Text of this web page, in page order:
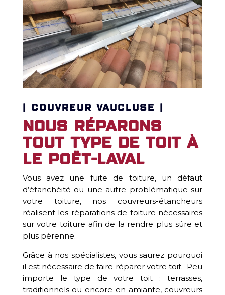
| COUVREUR VAUCLUSE |
Nous réparons
tout type de toit à
Le Poët-Laval
Vous avez une fuite de toiture, un défaut
d’étanchéité ou une autre problématique sur
votre toiture, nos couvreurs-étancheurs
réalisent les réparations de toiture nécessaires
sur votre toiture afin de la rendre plus sûre et
plus pérenne.
Grâce à nos spécialistes, vous saurez pourquoi
il est nécessaire de faire réparer votre toit. Peu
importe le type de votre toit : terrasses,
traditionnels ou encore en amiante, couvreurs